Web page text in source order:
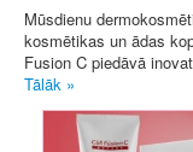
Mūsdienu
kosmētikas un ādas
Fusion C piedāvā
Tālāk »